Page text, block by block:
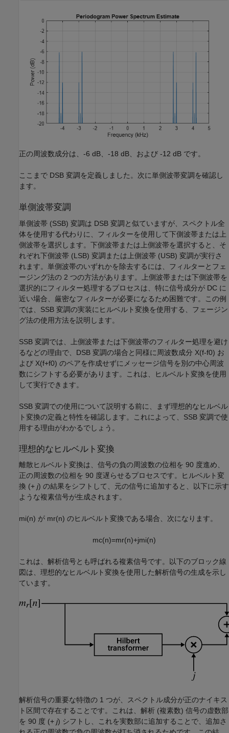
正の周波数成分は、-6 dB、-18 dB、および -12 dB です。
ここまで DSB 変調を定義しました。次に単側波帯変調を確認し
ます。
単側波帯変調
単側波帯 (SSB) 変調は DSB 変調と似ていますが、スペクトル全
体を使用する代わりに、フィルターを使用して下側波帯または上
側波帯を選択します。下側波帯または上側波帯を選択すると、そ
れぞれ下側波帯 (LSB) 変調または上側波帯 (USB) 変調が実行さ
れます。単側波帯のいずれかを除去するには、フィルターとフェ
ージング法の 2 つの方法があります。上側波帯または下側波帯を
選択的にフィルター処理するプロセスは、特に信号成分が DC に
近い場合、厳密なフィルターが必要になるため困難です。この例
では、SSB 変調の実装にヒルベルト変換を使用する、フェージン
グ法の使用方法を説明します。
SSB 変調では、上側波帯または下側波帯のフィルター処理を避け
るなどの理由で、DSB 変調の場合と同様に周波数成分 X(f-f0) お
よび X(f+f0) のペアを作成せずにメッセージ信号を別の中心周波
数にシフトする必要があります。これは、ヒルベルト変換を使用
して実行できます。
SSB 変調での使用について説明する前に、まず理想的なヒルベル
ト変換の定義と特性を確認します。これによって、SSB 変調で使
用する理由がわかるでしょう。
理想的なヒルベルト変換
離散ヒルベルト変換は、信号の負の周波数の位相を 90 度進め、
正の周波数の位相を 90 度遅らせるプロセスです。ヒルベルト変
換 (+ j) の結果をシフトして、元の信号に追加すると、以下に示す
ような複素信号が生成されます。
mi(n) が mr(n) のヒルベルト変換である場合、次になります。
mc(n)=mr(n)+jmi(n)
これは、解析信号とも呼ばれる複素信号です。以下のブロック線
図は、理想的なヒルベルト変換を使用した解析信号の生成を示し
ています。
解析信号の重要な特徴の 1 つが、スペクトル成分が正のナイキス
ト区間で存在することです。これは、解析 (複素数) 信号の虚数部
を 90 度 (+ j) シフトし、これを実数部に追加することで、追加さ